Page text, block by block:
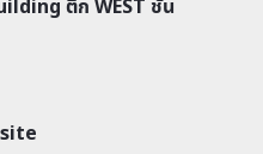
ตึก WEST ชั้น